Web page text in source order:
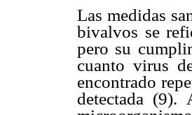
Las medidas
bivalvos se
pero su
cuanto virus
encontrado
detectada (9).